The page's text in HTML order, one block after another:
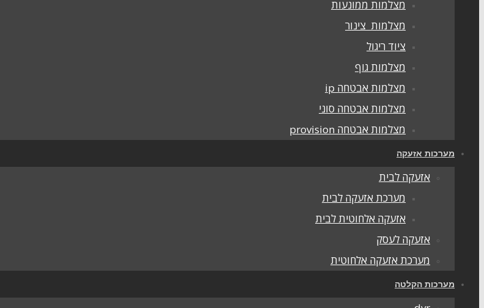
מצלמות ממונעות
מצלמות צינור
ציוד ריגול
מצלמות גוף
מצלמות אבטחה ip
מצלמות אבטחה סוני
מצלמות אבטחה provision
מערכות אזעקה
אזעקה לבית
מערכת אזעקה לבית
אזעקה אלחוטית לבית
אזעקה לעסק
מערכת אזעקה אלחוטית
מערכות הקלטה